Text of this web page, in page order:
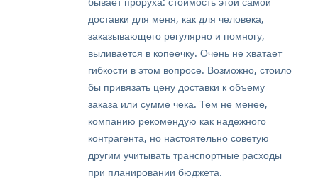
бывает проруха: стоимость этой самой
доставки для меня, как для человека,
заказывающего регулярно и помногу,
выливается в копеечку. Очень не хватает
гибкости в этом вопросе. Возможно, стоило
бы привязать цену доставки к объему
заказа или сумме чека. Тем не менее,
компанию рекомендую как надежного
контрагента, но настоятельно советую
другим учитывать транспортные расходы
при планировании бюджета.